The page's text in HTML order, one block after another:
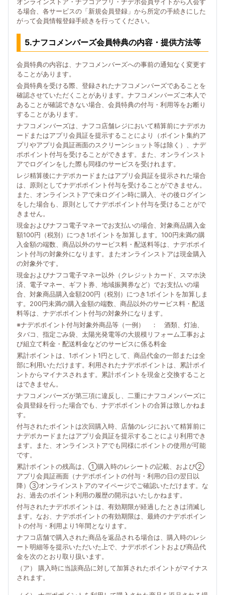
オンラインストア・ナフコアプリ・ナデポ会員サイトから入会す
る場合、各サービスの「新規会員登録」から所定の手続きにした
がって会員情報登録手続きを行ってください。
5.ナフコメンバーズ会員特典の内容・提供方法等
会員特典の内容は、ナフコメンバーズへの事前の通知なく変更す
ることがあります。
会員特典を受ける際、登録されたナフコメンバーズであることを
確認させていただくことがあります。ナフコメンバーズご本人で
あることが確認できない場合、会員特典の付与・利用等をお断り
することがあります。
ナフコメンバーズは、ナフコ店舗レジにおいて精算前にナデポカ
ードまたはアプリ会員証を提示することにより（ポイント集約ア
プリやアプリ会員証画面のスクリーンショット等は除く）、ナデ
ポポイント付与を受けることができます。また、オンラインスト
アでログインをした際も同様のサービスを受けれます。
レジ精算後にナデポカードまたはアプリ会員証を提示された場合
は、原則としてナデポポイント付与を受けることができません。
また、オンラインストアで未ログイン時に購入、その後ログイン
をした場合も、原則としてナデポポイント付与を受けることがで
きません。
現金およびナフコ電子マネーでお支払いの場合、対象商品購入金
額100円（税別）につき1ポイントを加算します。100円未満の購
入金額の端数、商品以外のサービス料・配送料等は、ナデポポイ
ント付与の対象外になります。またオンラインストアは現金購入
の対象外です。
現金およびナフコ電子マネー以外（クレジットカード、スマホ決
済、電子マネー、ギフト券、地域振興券など）でお支払いの場
合、対象商品購入金額200円（税別）につき1ポイントを加算しま
す。200円未満の購入金額の端数、商品以外のサービス料・配送
料等は、ナデポポイント付与の対象外になります。
※ナデポポイント付与対象外商品等（一例） ： 酒類、灯油、
タバコ、指定ごみ袋、太陽光発電等の大規模リフォーム工事およ
び組立て料金・配送料金などのサービスに係る料金
累計ポイントは、1ポイント1円として、商品代金の一部または全
部に利用いただけます。利用されたナデポポイントは、累計ポイ
ントからマイナスされます。累計ポイントを現金と交換すること
はできません。
ナフコメンバーズが第三項に違反し、二重にナフコメンバーズに
会員登録を行った場合でも、ナデポポイントの合算は致しかねま
す。
付与されたポイントは次回購入時、店舗のレジにおいて精算前に
ナデポカードまたはアプリ会員証を提示することにより利用でき
ます。また、オンラインストアでも同様にポイントの使用が可能
です。
累計ポイントの残高は、①購入時のレシートの記載、および②
アプリ会員証画面（ナデポポイントの付与・利用の日の翌日以
降）③オンラインストアのマイページでご確認いただけます。な
お、過去のポイント利用の履歴の開示はいたしかねます。
付与されたナデポポイントは、有効期限が経過したときは消滅し
ます。なお、ナデポポイントの有効期限は、最終のナデポポイン
トの付与・利用より1年間となります。
ナフコ店舗で購入された商品を返品される場合は、購入時のレシ
ート明細等を提示いただいた上で、ナデポポイントおよび商品代
金を次のとおり取り扱います。
（ア） 購入時に当該商品に対して加算されたポイントがマイナス
されます。